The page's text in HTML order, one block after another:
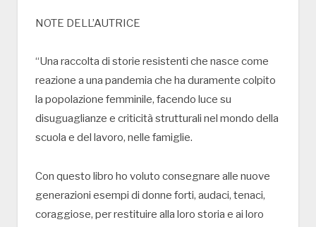
NOTE DELL’AUTRICE
“Una raccolta di storie resistenti che nasce come
reazione a una pandemia che ha duramente colpito
la popolazione femminile, facendo luce su
disuguaglianze e criticità strutturali nel mondo della
scuola e del lavoro, nelle famiglie.
Con questo libro ho voluto consegnare alle nuove
generazioni esempi di donne forti, audaci, tenaci,
coraggio­se, per restituire alla loro storia e ai loro